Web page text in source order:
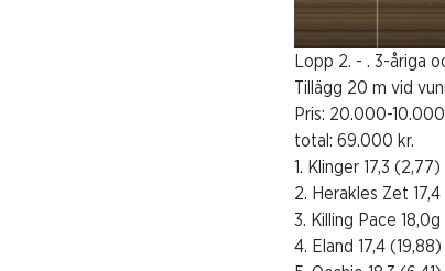
Lopp 2. - . 3-åriga
Tillägg 20 m vid
Pris: 20.000-
total: 69.000 kr.
1. Klinger 17,3
2. Herakles Zet
3. Killing Pace
4. Eland 17,4